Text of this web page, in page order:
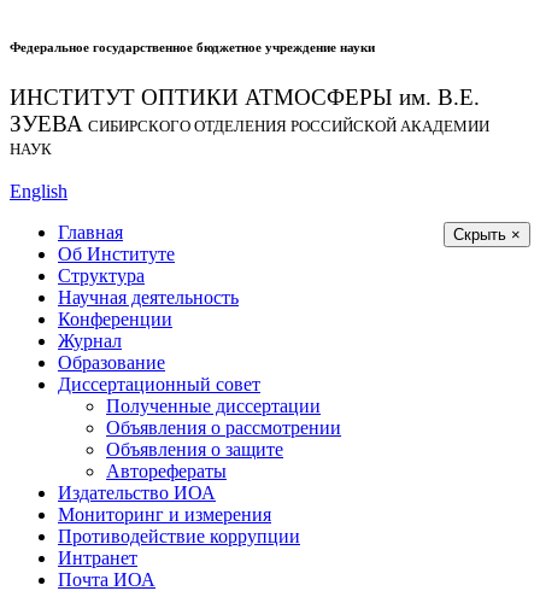
Федеральное государственное бюджетное учреждение науки
ИНСТИТУТ ОПТИКИ АТМОСФЕРЫ им. В.Е.
ЗУЕВА СИБИРСКОГО ОТДЕЛЕНИЯ РОССИЙСКОЙ АКАДЕМИИ
НАУК
English
Скрыть ×
Главная
Об Институте
Структура
Научная деятельность
Конференции
Журнал
Образование
Диссертационный совет
Полученные диссертации
Объявления о рассмотрении
Объявления о защите
Авторефераты
Издательство ИОА
Мониторинг и измерения
Противодействие коррупции
Интранет
Почта ИОА